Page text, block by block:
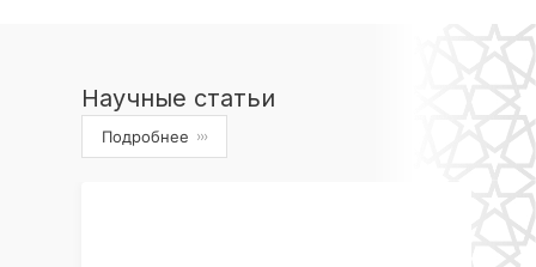
Научные статьи
Подробнее ›››